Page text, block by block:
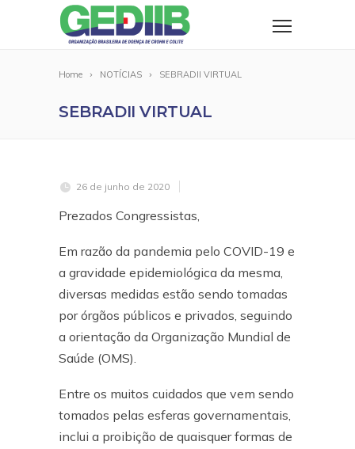
Home NOTÍCIAS SEBRADII VIRTUAL
SEBRADII VIRTUAL
26 de junho de 2020
Prezados Congressistas,
Em razão da pandemia pelo COVID-19 e
a gravidade epidemiológica da mesma,
diversas medidas estão sendo tomadas
por órgãos públicos e privados, seguindo
a orientação da Organização Mundial de
Saúde (OMS).
Entre os muitos cuidados que vem sendo
tomados pelas esferas governamentais,
inclui a proibição de quaisquer formas de